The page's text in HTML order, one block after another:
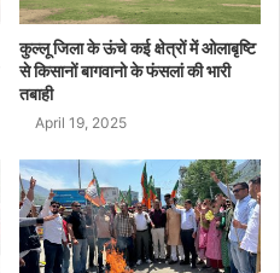
कुल्लू जिला के ऊंचे कई क्षेत्रों में ओलाबृष्टि
से किसानों बागवानो के फंसलां की भारी
तबाही
April 19, 2025